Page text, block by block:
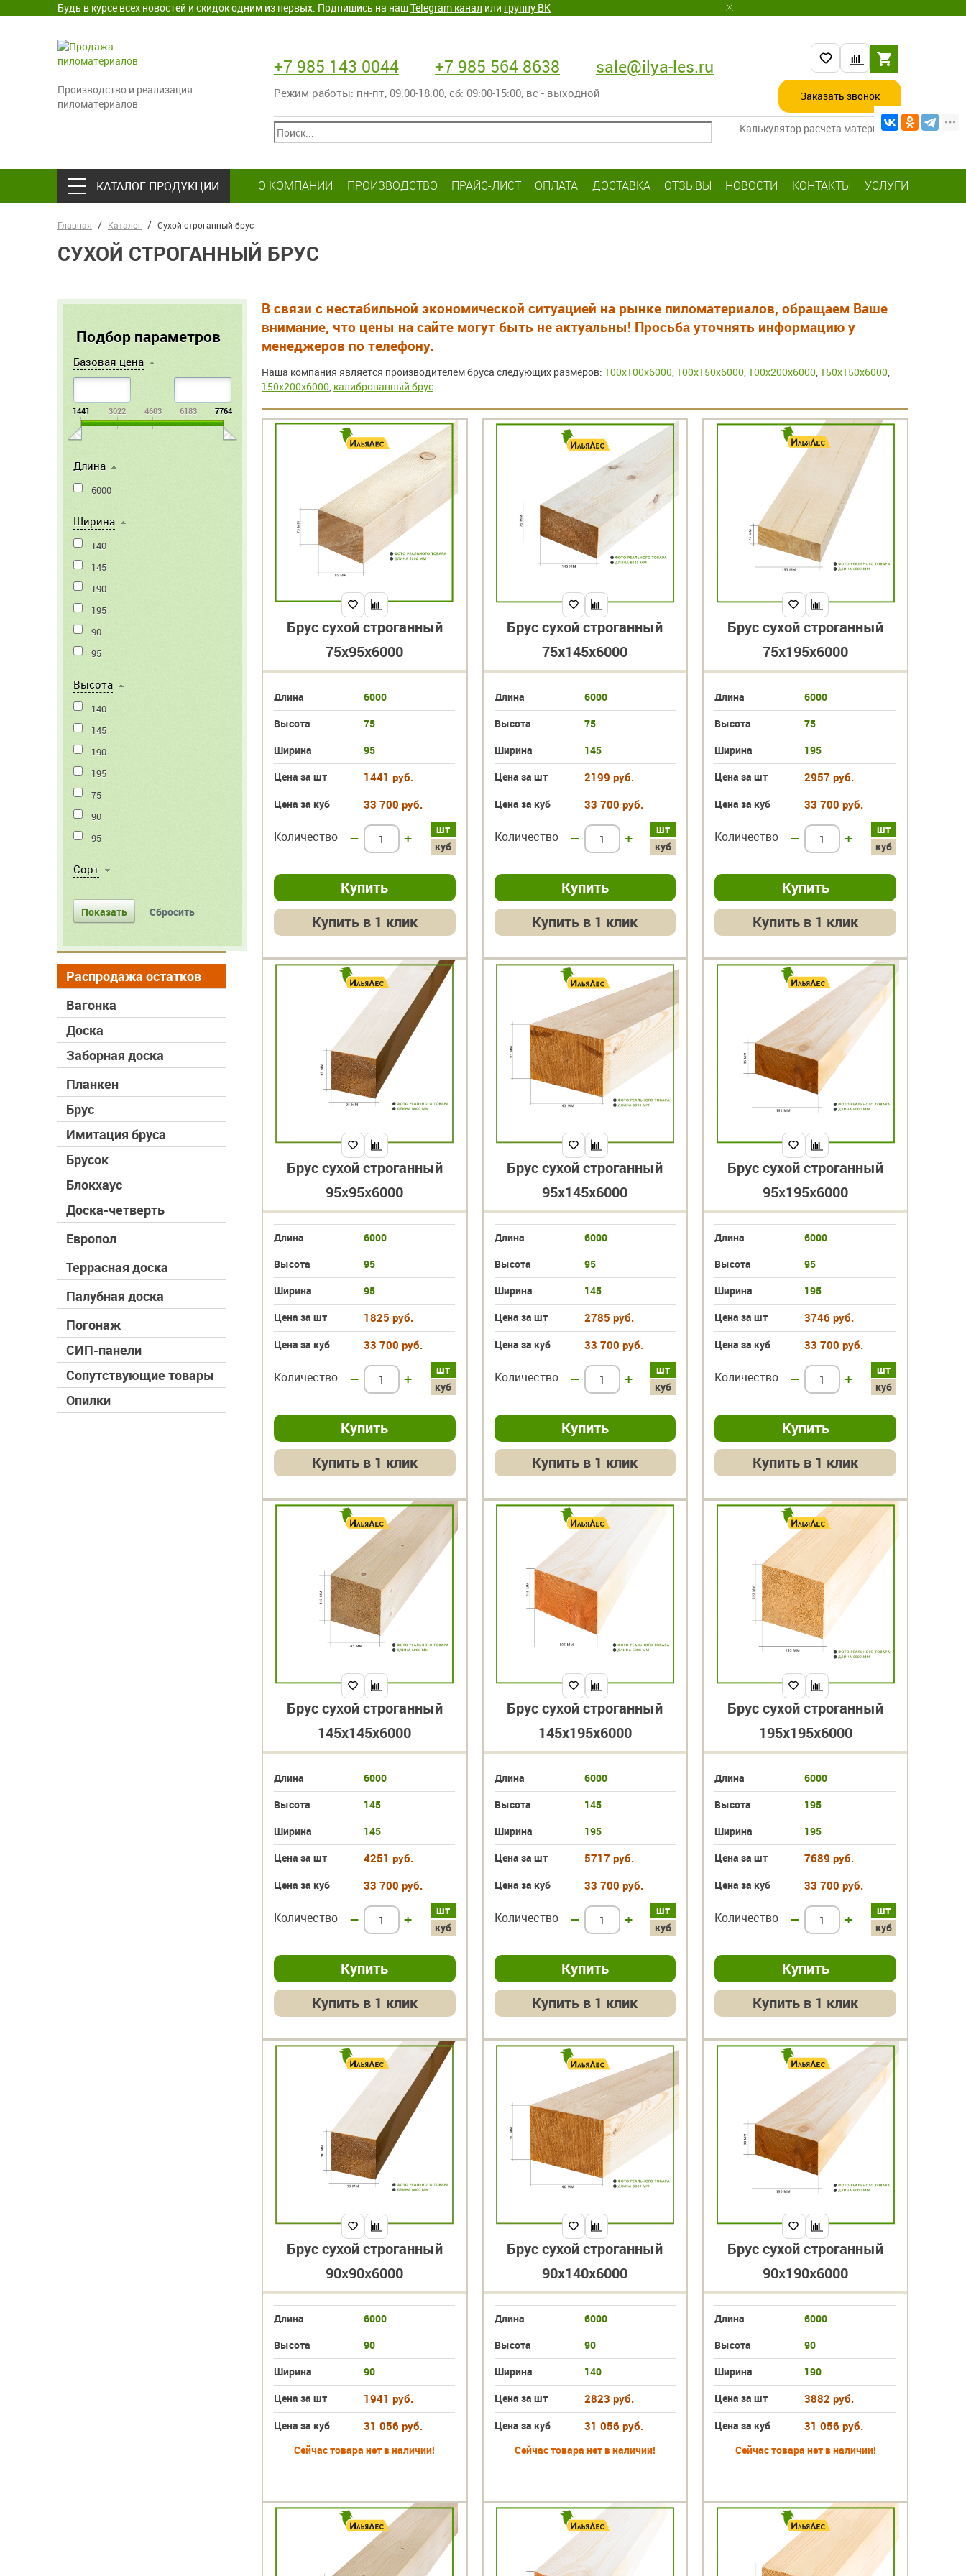
Будь в курсе всех новостей и скидок одним из первых. Подпишись на нашTelegram канал или группу ВК
Производство и реализация
пиломатериалов
+7 985 143 0044 +7 985 564 8638 sale@ilya-les.ru
Режим работы: пн-пт‚ 09.00-18.00, сб: 09:00-15:00, вс - выходной Заказать звонок
Калькулятор расчета материалов
КАТАЛОГ ПРОДУКЦИИ О КОМПАНИИ ПРОИЗВОДСТВО ПРАЙС-ЛИСТ ОПЛАТА ДОСТАВКА ОТЗЫВЫ НОВОСТИ КОНТАКТЫ УСЛУГИ
Главная Каталог Сухой строганный брус
СУХОЙ СТРОГАННЫЙ БРУС
Подбор параметров
Базовая цена
1441 3022 4603 6183 7764
Длина
6000
Ширина
140
145
190
195
90
95
Высота
140
145
190
195
75
90
95
Cорт
Распродажа остатков
Вагонка
Доска
Заборная доска
Планкен
Брус
Имитация бруса
Брусок
Блокхаус
Доска-четверть
Европол
Террасная доска
Палубная доска
Погонаж
СИП-панели
Сопутствующие товары
Опилки
В связи с нестабильной экономической ситуацией на рынке пиломатериалов, обращаем Ваше
внимание, что цены на сайте могут быть не актуальны! Просьба уточнять информацию у
менеджеров по телефону.
Наша компания является производителем бруса следующих размеров: 100x100x6000, 100x150x6000, 100x200x6000, 150x150x6000,
150x200x6000, калиброванный брус.
Брус сухой строганный
75х95х6000
Длина
6000
Высота
75
Ширина
95
Цена за шт
1441 руб.
Цена за куб 33 700 руб.
шт
куб
Количество – +
Купить в 1 клик
Брус сухой строганный
75х145х6000
Длина
6000
Высота
75
Ширина
145
Цена за шт
2199 руб.
Цена за куб 33 700 руб.
шт
куб
Количество – +
Купить в 1 клик
Брус сухой строганный
75х195х6000
Длина
6000
Высота
75
Ширина
195
Цена за шт
2957 руб.
Цена за куб 33 700 руб.
шт
куб
Количество – +
Купить в 1 клик
Брус сухой строганный
95х95х6000
Длина
6000
Высота
95
Ширина
95
Цена за шт
1825 руб.
Цена за куб 33 700 руб.
шт
куб
Количество – +
Купить в 1 клик
Брус сухой строганный
95х145х6000
Длина
6000
Высота
95
Ширина
145
Цена за шт
2785 руб.
Цена за куб 33 700 руб.
шт
куб
Количество – +
Купить в 1 клик
Брус сухой строганный
95х195х6000
Длина
6000
Высота
95
Ширина
195
Цена за шт
3746 руб.
Цена за куб 33 700 руб.
шт
куб
Количество – +
Купить в 1 клик
Брус сухой строганный
145х145х6000
Длина
6000
Высота
145
Ширина
145
Цена за шт
4251 руб.
Цена за куб 33 700 руб.
шт
куб
Количество – +
Купить в 1 клик
Брус сухой строганный
145х195х6000
Длина
6000
Высота
145
Ширина
195
Цена за шт
5717 руб.
Цена за куб 33 700 руб.
шт
куб
Количество – +
Купить в 1 клик
Брус сухой строганный
195х195х6000
Длина
6000
Высота
195
Ширина
195
Цена за шт
7689 руб.
Цена за куб 33 700 руб.
шт
куб
Количество – +
Купить в 1 клик
Брус сухой строганный
90х90х6000
Длина
6000
Высота
90
Ширина
90
Цена за шт
1941 руб.
Цена за куб 31 056 руб.
Сейчас товара нет в наличии!
Брус сухой строганный
90х140х6000
Длина
6000
Высота
90
Ширина
140
Цена за шт
2823 руб.
Цена за куб 31 056 руб.
Сейчас товара нет в наличии!
Брус сухой строганный
90х190х6000
Длина
6000
Высота
90
Ширина
190
Цена за шт
3882 руб.
Цена за куб 31 056 руб.
Сейчас товара нет в наличии!